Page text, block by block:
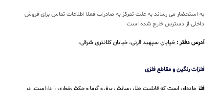
به استحضار می رساند به علت تمرکز به صادرات فعلا اطلاعات تماس برای فروش
داخلی از دسترس خارج شده است
آدرس دفتر : خیابان سپهبد قرنی، خیابان کلانتری شرقی،
فلزات رنگین و مقاطع فلزی